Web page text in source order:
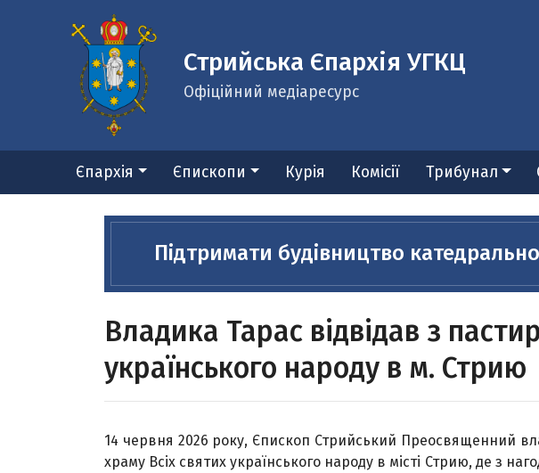
Стрийська Єпархія УГКЦ
Офіційний медіаресурс
Єпархія Єпископи Курія Комісії Трибунал
Підтримати будівництво
Владика Тарас відвідав з
українського народу в м. Стрию
14 червня 2026 року, Єпископ Стрийський Преосвященний
храму Всіх святих українського народу в місті Стрию, де з